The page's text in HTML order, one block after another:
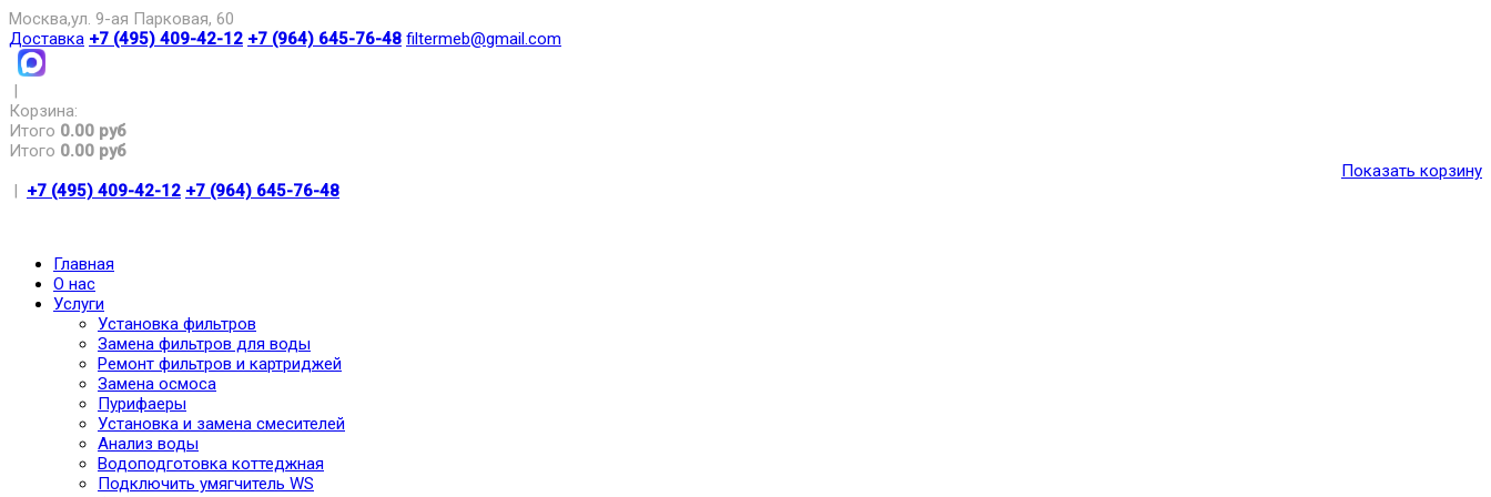
Москва,ул. 9-ая Парковая, 60
Доставка +7 (495) 409-42-12 +7 (964) 645-76-48 filtermeb@gmail.com
|
Корзина:
Итого 0.00 руб
Итого 0.00 руб
Показать корзину
| +7 (495) 409-42-12 +7 (964) 645-76-48
Главная
О нас
Услуги
Установка фильтров
Замена фильтров для воды
Ремонт фильтров и картриджей
Замена осмоса
Пурифаеры
Установка и замена смесителей
Анализ воды
Водоподготовка коттеджная
Подключить умягчитель WS